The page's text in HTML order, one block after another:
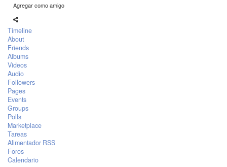
Agregar como amigo
Timeline
About
Friends
Albums
Videos
Audio
Followers
Pages
Events
Groups
Polls
Marketplace
Tareas
Alimentador RSS
Foros
Calendario